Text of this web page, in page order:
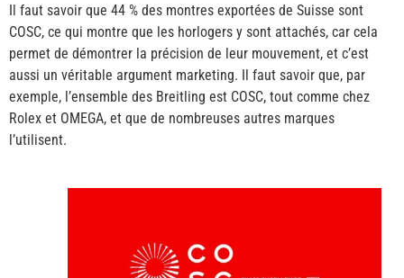
Il faut savoir que 44 % des montres exportées de Suisse sont
COSC, ce qui montre que les horlogers y sont attachés, car cela
permet de démontrer la précision de leur mouvement, et c’est
aussi un véritable argument marketing. Il faut savoir que, par
exemple, l’ensemble des Breitling est COSC, tout comme chez
Rolex et OMEGA, et que de nombreuses autres marques
l’utilisent.